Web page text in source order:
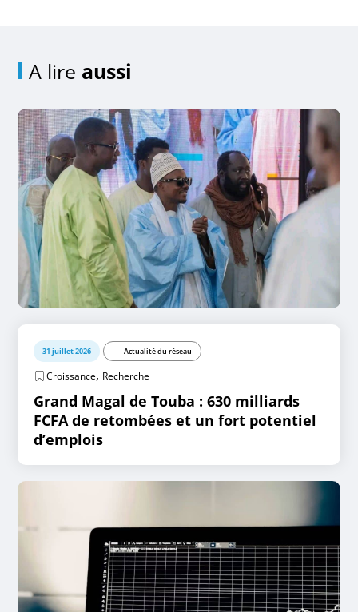
A lire aussi
31 juillet 2026 Actualité du réseau
Croissance, Recherche
Grand Magal de Touba : 630 milliards
FCFA de retombées et un fort potentiel
d’emplois